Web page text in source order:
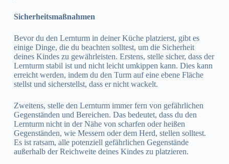
Sicherheitsmaßnahmen
Bevor du den Lernturm in deiner Küche platzierst, gibt es
einige Dinge, die du beachten solltest, um die Sicherheit
deines Kindes zu gewährleisten. Erstens, stelle sicher, dass der
Lernturm stabil ist und nicht leicht umkippen kann. Dies kann
erreicht werden, indem du den Turm auf eine ebene Fläche
stellst und sicherstellst, dass er nicht wackelt.
Zweitens, stelle den Lernturm immer fern von gefährlichen
Gegenständen und Bereichen. Das bedeutet, dass du den
Lernturm nicht in der Nähe von scharfen oder heißen
Gegenständen, wie Messern oder dem Herd, stellen solltest.
Es ist ratsam, alle potenziell gefährlichen Gegenstände
außerhalb der Reichweite deines Kindes zu platzieren.